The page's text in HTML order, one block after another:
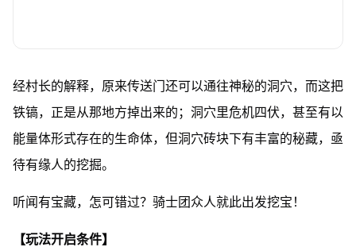
经村长的解释，原来传送门还可以通往神秘的洞穴，而这把
铁镐，正是从那地方掉出来的；洞穴里危机四伏，甚至有以
能量体形式存在的生命体，但洞穴砖块下有丰富的秘藏，亟
待有缘人的挖掘。
听闻有宝藏，怎可错过？骑士团众人就此出发挖宝！
【玩法开启条件】